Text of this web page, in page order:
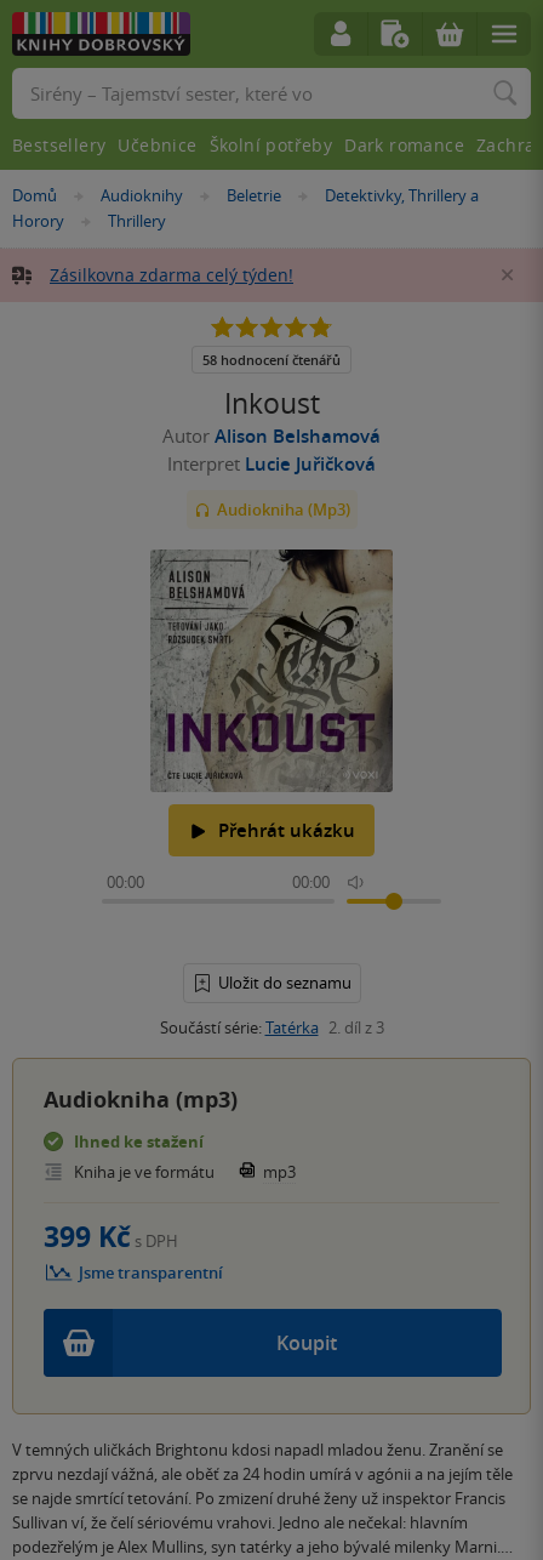
Nacházíte
se
Domů »Audioknihy »
Beletrie »
Detektivky, Thrillery a
Horory
»
Thrillery
Zásilkovna zdarma celý týden!
Inkoust
Autor Alison Belshamová
Interpret Lucie Juřičková
Audiokniha (Mp3)
Přehrát ukázku
00:00 00:00
Uložit do seznamu
Součástí série:Tatérka 2. díl z 3
4.8
5
58 hodnocení čtenářů
Audiokniha (mp3)
Ihned ke stažení
Kniha je ve formátu
mp3
Koupit
399 Kč s DPH
Jsme transparentní
V temných uličkách Brightonu kdosi napadl mladou ženu. Zranění se
zprvu nezdají vážná, ale oběť za 24 hodin umírá v agónii a na jejím těle
se najde smrtící tetování. Po zmizení druhé ženy už inspektor Francis
Sullivan ví, že čelí sériovému vrahovi. Jedno ale nečekal: hlavním
podezřelým je Alex Mullins, syn tatérky a jeho bývalé milenky Marni.…
Vyhledávání
Bestsellery Učebnice Školní potřeby Dark romance